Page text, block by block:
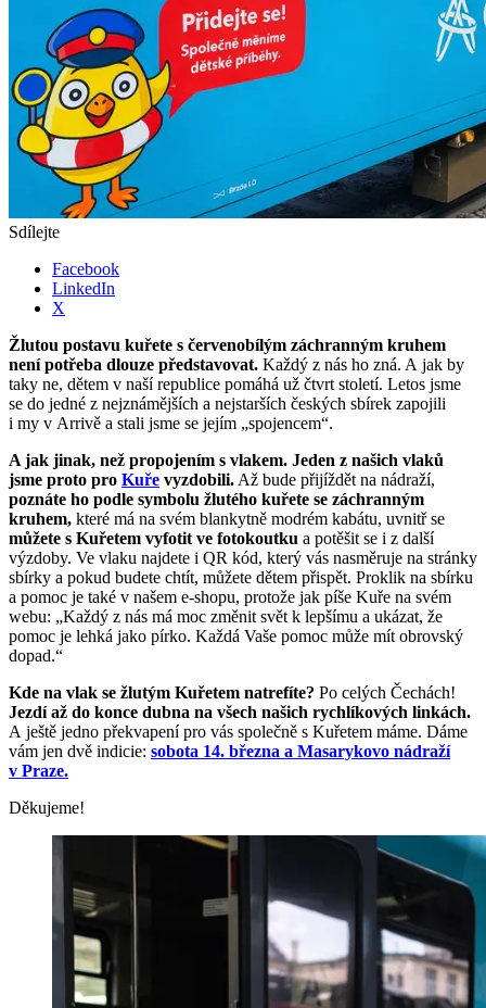
Sdílejte
Facebook
LinkedIn
X
Žlutou postavu kuřete s červenobílým záchranným kruhem
není potřeba dlouze představovat. Každý z nás ho zná. A jak by
taky ne, dětem v naší republice pomáhá už čtvrt století. Letos jsme
se do jedné z nejznámějších a nejstarších českých sbírek zapojili
i my v Arrivě a stali jsme se jejím „spojencem“.
A jak jinak, než propojením s vlakem. Jeden z našich vlaků
jsme proto pro Kuře vyzdobili. Až bude přijíždět na nádraží,
poznáte ho podle symbolu žlutého kuřete se záchranným
kruhem, které má na svém blankytně modrém kabátu, uvnitř se
můžete s Kuřetem vyfotit ve fotokoutku a potěšit se i z další
výzdoby. Ve vlaku najdete i QR kód, který vás nasměruje na stránky
sbírky a pokud budete chtít, můžete dětem přispět. Proklik na sbírku
a pomoc je také v našem e-shopu, protože jak píše Kuře na svém
webu: „Každý z nás má moc změnit svět k lepšímu a ukázat, že
pomoc je lehká jako pírko. Každá Vaše pomoc může mít obrovský
dopad.“
Kde na vlak se žlutým Kuřetem natrefíte? Po celých Čechách!
Jezdí až do konce dubna na všech našich rychlíkových linkách.
A ještě jedno překvapení pro vás společně s Kuřetem máme. Dáme
vám jen dvě indicie: sobota 14. března a Masarykovo nádraží
v Praze.
Děkujeme!